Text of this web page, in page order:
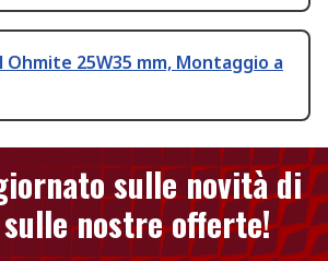
25W35 mm, Montaggio a
sulle novità di
nostre offerte!